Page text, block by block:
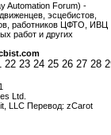
Automation Forum) -
эсцебистов,
работников ЦФТО, ИВЦ
работ и других
22 23 24 25 26 27 28
Ltd.
LLC Перевод: zCarot